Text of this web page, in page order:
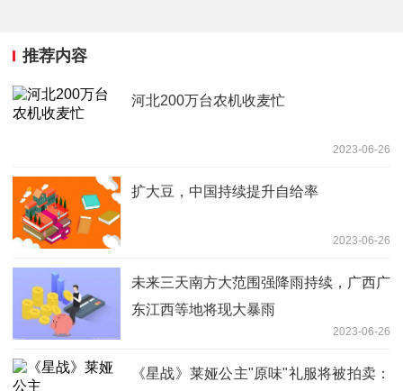
推荐内容
河北200万台农机收麦忙
2023-06-26
扩大豆，中国持续提升自给率
2023-06-26
未来三天南方大范围强降雨持续，广西广
东江西等地将现大暴雨
2023-06-26
《星战》莱娅公主"原味"礼服将被拍卖：